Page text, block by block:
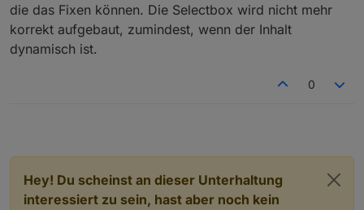
die das Fixen können. Die Selectbox wird nicht mehr
korrekt aufgebaut, zumindest, wenn der Inhalt
dynamisch ist.
0
Hey! Du scheinst an dieser Unterhaltung
interessiert zu sein, hast aber noch kein